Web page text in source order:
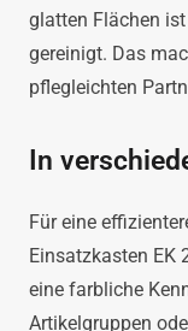
glatten Flächen
gereinigt. Das
pflegleichten
In
Für eine
Einsatzkasten EK
eine farbliche
Artikelgruppen